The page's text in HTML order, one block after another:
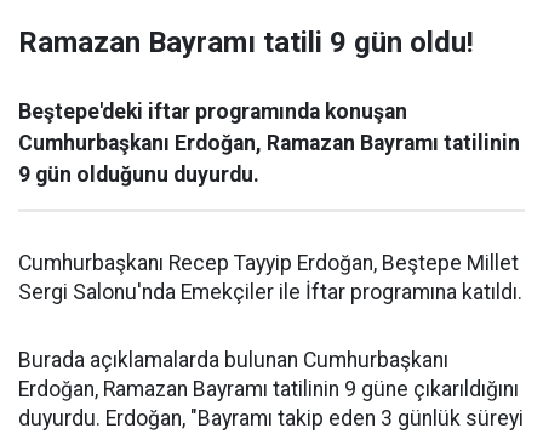
Ramazan Bayramı tatili 9 gün oldu!
Beştepe'deki iftar programında konuşan
Cumhurbaşkanı Erdoğan, Ramazan Bayramı tatilinin
9 gün olduğunu duyurdu.
Cumhurbaşkanı Recep Tayyip Erdoğan, Beştepe Millet
Sergi Salonu'nda Emekçiler ile İftar programına katıldı.
Burada açıklamalarda bulunan Cumhurbaşkanı
Erdoğan, Ramazan Bayramı tatilinin 9 güne çıkarıldığını
duyurdu. Erdoğan, "Bayramı takip eden 3 günlük süreyi